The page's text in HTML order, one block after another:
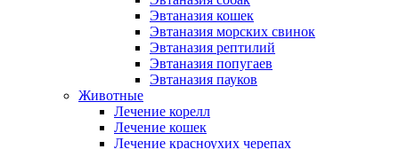
Эвтаназия кошек
Эвтаназия морских свинок
Эвтаназия рептилий
Эвтаназия попугаев
Эвтаназия пауков
Животные
Лечение корелл
Лечение кошек
Лечение красноухих черепах